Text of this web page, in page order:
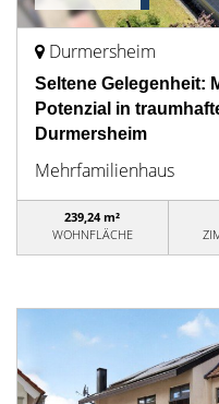
Durmersheim
Seltene Gelegenheit:
Potenzial in
Durmersheim
Mehrfamilienhaus
239,24 m²
WOHNFLÄCHE